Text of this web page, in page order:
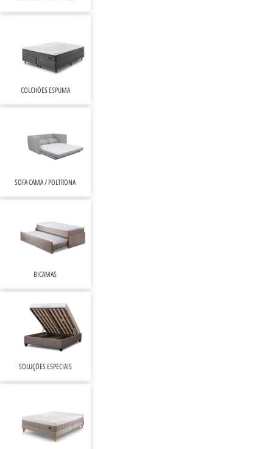
SOLUÇÕES ESPECIAIS
BICAMAS
SOFÁ CAMA / POLTRONA
COLCHÕES ESPUMA